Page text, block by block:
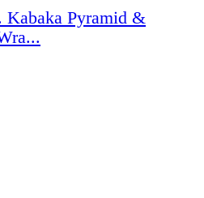
Kabaka Pyramid &